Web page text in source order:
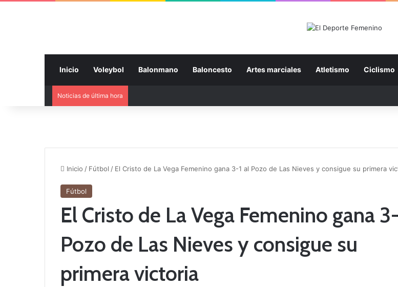
Inicio Voleybol Balonmano Baloncesto Artes marciales Atletismo Ciclismo
Noticias de última hora
Inicio / Fútbol / El Cristo de La Vega Femenino gana 3-1 al Pozo de Las Nieves y consigue su primera
Fútbol
El Cristo de La Vega Femenino gana
Pozo de Las Nieves y consigue su
primera victoria